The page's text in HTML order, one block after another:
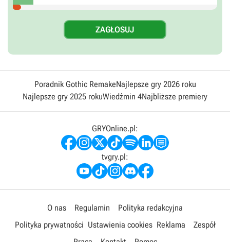
Poradnik Gothic RemakeNajlepsze gry 2026 roku
Najlepsze gry 2025 rokuWiedźmin 4Najbliższe premiery
GRYOnline.pl:
tvgry.pl:
O nas Regulamin
Polityka redakcyjna
Polityka prywatności Ustawienia cookies Reklama
Zespół